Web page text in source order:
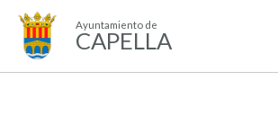
Ayuntamiento de
CAPELLA